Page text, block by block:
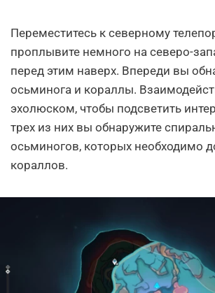
Переместитесь к северному
проплывите немного на северо-
перед этим наверх. Впереди вы
осьминога и кораллы.
эхолюском, чтобы подсветить
трех из них вы обнаружите
осьминогов, которых необходимо
кораллов.